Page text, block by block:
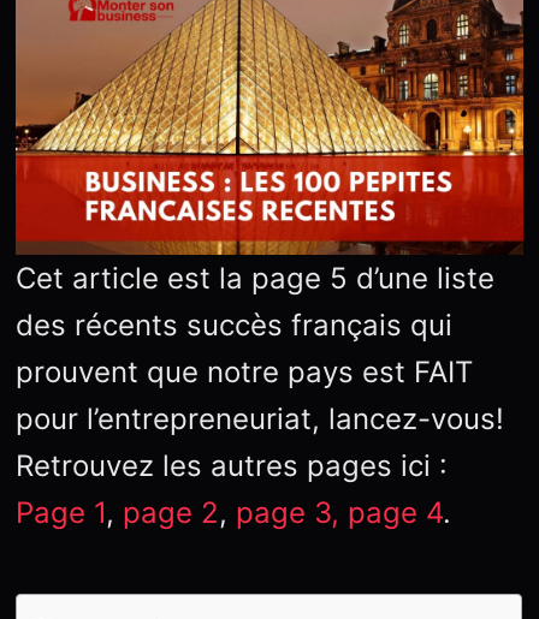
Cet article est la page 5 d’une liste
des récents succès français qui
prouvent que notre pays est FAIT
pour l’entrepreneuriat, lancez-vous!
Retrouvez les autres pages ici :
Page 1, page 2, page 3, page 4.